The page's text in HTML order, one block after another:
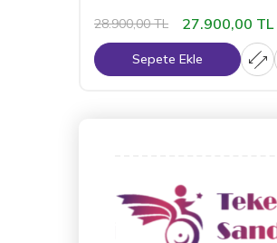
28.900,00TL 27.900,00 TL
Sepete Ekle